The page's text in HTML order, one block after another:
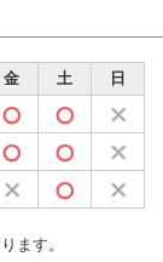
金 土
日
ます。